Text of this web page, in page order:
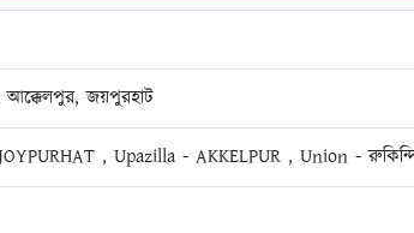
আক্কেলপুর, জয়পুরহাট
, Upazilla - AKKELPUR , Union -